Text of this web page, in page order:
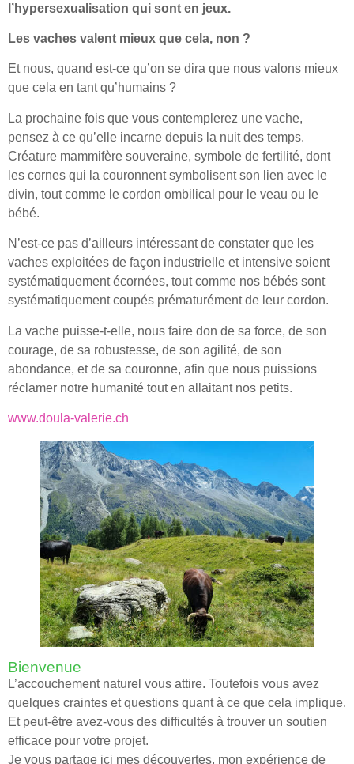
l’hypersexualisation qui sont en jeux.
Les vaches valent mieux que cela, non ?
Et nous, quand est-ce qu’on se dira que nous valons mieux
que cela en tant qu’humains ?
La prochaine fois que vous contemplerez une vache,
pensez à ce qu’elle incarne depuis la nuit des temps.
Créature mammifère souveraine, symbole de fertilité, dont
les cornes qui la couronnent symbolisent son lien avec le
divin, tout comme le cordon ombilical pour le veau ou le
bébé.
N’est-ce pas d’ailleurs intéressant de constater que les
vaches exploitées de façon industrielle et intensive soient
systématiquement écornées, tout comme nos bébés sont
systématiquement coupés prématurément de leur cordon.
La vache puisse-t-elle, nous faire don de sa force, de son
courage, de sa robustesse, de son agilité, de son
abondance, et de sa couronne, afin que nous puissions
réclamer notre humanité tout en allaitant nos petits.
www.doula-valerie.ch
Bienvenue
L’accouchement naturel vous attire. Toutefois vous avez
quelques craintes et questions quant à ce que cela implique.
Et peut-être avez-vous des difficultés à trouver un soutien
efficace pour votre projet.
Je vous partage ici mes découvertes, mon expérience de